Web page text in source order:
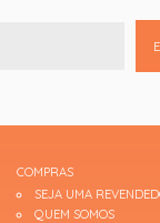
COMPRAS
SEJA UMA
QUEM SOMOS